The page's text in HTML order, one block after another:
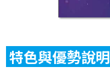
特色與優勢說明